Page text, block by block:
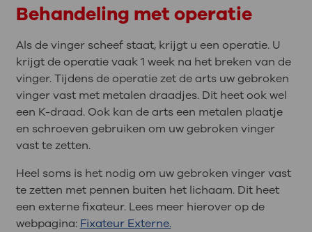
Behandeling met operatie
Als de vinger scheef staat, krijgt u een operatie. U
krijgt de operatie vaak 1 week na het breken van de
vinger. Tijdens de operatie zet de arts uw gebroken
vinger vast met metalen draadjes. Dit heet ook wel
een K-draad. Ook kan de arts een metalen plaatje
en schroeven gebruiken om uw gebroken vinger
vast te zetten.
Heel soms is het nodig om uw gebroken vinger vast
te zetten met pennen buiten het lichaam. Dit heet
een externe fixateur. Lees meer hierover op de
webpagina: Fixateur Externe.